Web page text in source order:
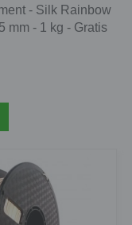
- Silk Rainbow
mm - 1 kg - Gratis